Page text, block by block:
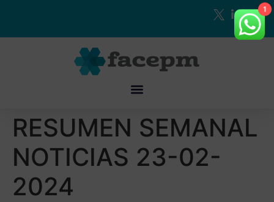
RESUMEN SEMANAL
NOTICIAS 23-02-
2024
1